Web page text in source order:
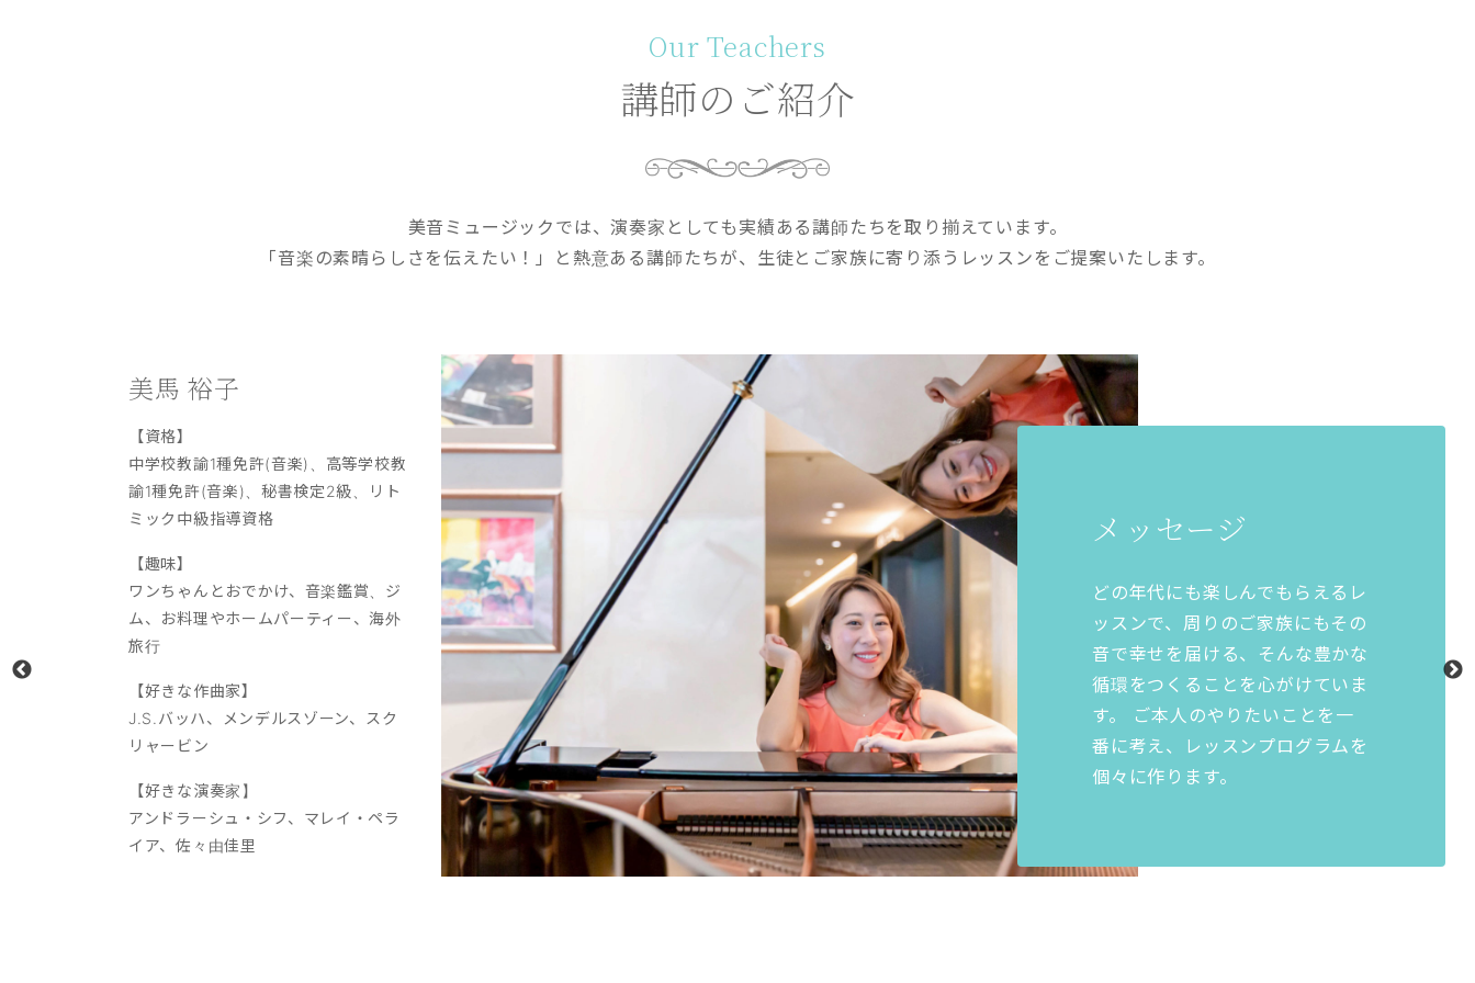
Our Teachers
講師のご紹介
美音ミュージックでは、演奏家としても実績ある講師たちを取り揃えています。
「音楽の素晴らしさを伝えたい！」と熱意ある講師たちが、生徒とご家族に寄り添うレッスンをご提案いたします。
美馬 裕子
【資格】
中学校教諭1種免許(音楽)、高等学校教
諭1種免許(音楽)、秘書検定2級、リト
ミック中級指導資格
【趣味】
ワンちゃんとおでかけ、音楽鑑賞、ジ
ム、お料理やホームパーティー、海外
旅行
【好きな作曲家】
J.S.バッハ、メンデルスゾーン、スク
リャービン
【好きな演奏家】
アンドラーシュ・シフ、マレイ・ペラ
イア、佐々由佳里
メッセージ
どの年代にも楽しんでもらえるレ
ッスンで、周りのご家族にもその
音で幸せを届ける、そんな豊かな
循環をつくることを心がけていま
す。 ご本人のやりたいことを一
番に考え、レッスンプログラムを
個々に作ります。